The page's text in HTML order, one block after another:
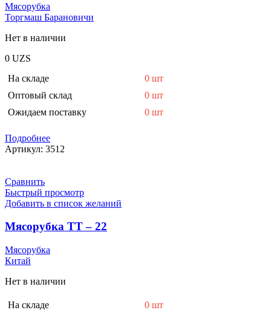
Мясорубка
Торгмаш Барановичи
Нет в наличии
0 UZS
На складе
0 шт
Оптовый склад
0 шт
Ожидаем поставку
0 шт
Подробнее
Артикул: 3512
Сравнить
Быстрый просмотр
Добавить в список желаний
Мясорубка ТТ – 22
Мясорубка
Китай
Нет в наличии
На складе
0 шт